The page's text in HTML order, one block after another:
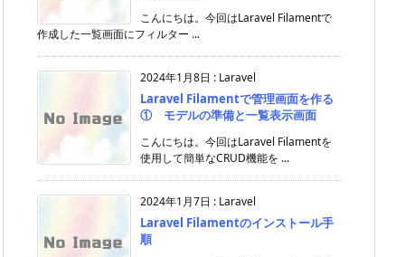
こんにちは。今回はLaravel Filamentで
作成した一覧画面にフィルター ...
2024年1月8日 : Laravel
Laravel Filamentで管理画面を作る
① モデルの準備と一覧表示画面
こんにちは。今回はLaravel Filamentを
使用して簡単なCRUD機能を ...
2024年1月7日 : Laravel
Laravel Filamentのインストール手
順